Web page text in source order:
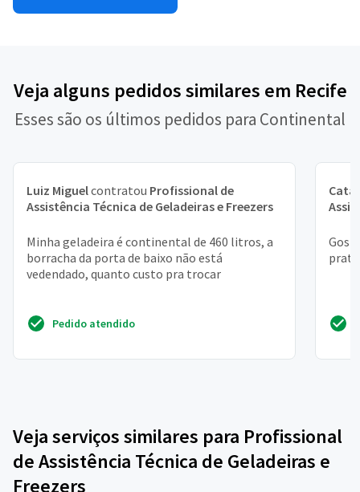
Veja alguns pedidos similares em Recife
Esses são os últimos pedidos para Continental
Luiz Miguelcontratou Profissional de
Assistência Técnica de Geladeiras e Freezers
Minha geladeira é continental de 460 litros, a
borracha da porta de baixo não está
vedendado, quanto custo pra trocar
Pedido atendido
Veja serviços similares para Profissional
de Assistência Técnica de Geladeiras e
Freezers